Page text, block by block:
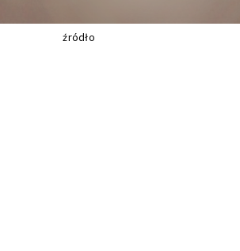
źródło